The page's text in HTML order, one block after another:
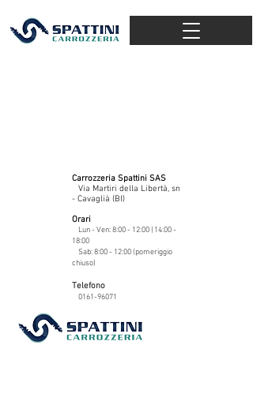
Carrozzeria Spattini SAS
Via Martiri della Libertà, sn
- Cavaglià (BI)
Orari
Lun - Ven: 8:00 - 12:00 | 14:00 -
18:00
Sab: 8:00 - 12:00 (pomeriggio
chiuso)
Telefono
0161-96071